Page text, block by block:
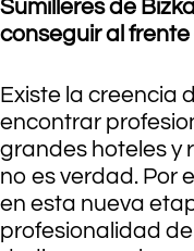
Sumilleres de
conseguir al
Existe la creencia
encontrar
grandes hoteles y
no es verdad. Por
en esta nueva
profesionalidad